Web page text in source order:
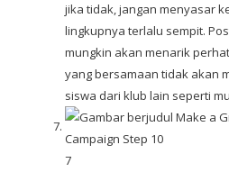
jika tidak, jangan menyasar
lingkupnya terlalu sempit.
mungkin akan menarik
yang bersamaan tidak akan
siswa dari klub lain seperti
7